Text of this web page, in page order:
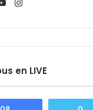
o
u
u
b
e
I
s
t
g
r
a
en LIVE